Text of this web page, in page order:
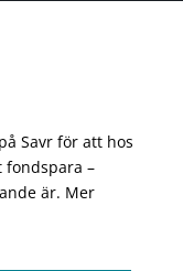
Savr för att hos
–
är. Mer